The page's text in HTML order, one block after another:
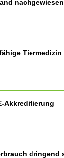
nachgewiesen
Tiermedizin
Akkreditierung
dringend